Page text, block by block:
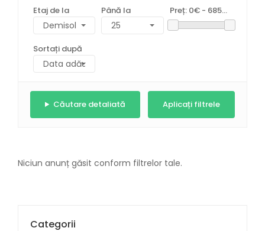
Etaj de la Până la Preț: 0€ - 685000€
Căutare detaliată
Sortați după
Niciun anunț găsit conform filtrelor tale.
Categorii